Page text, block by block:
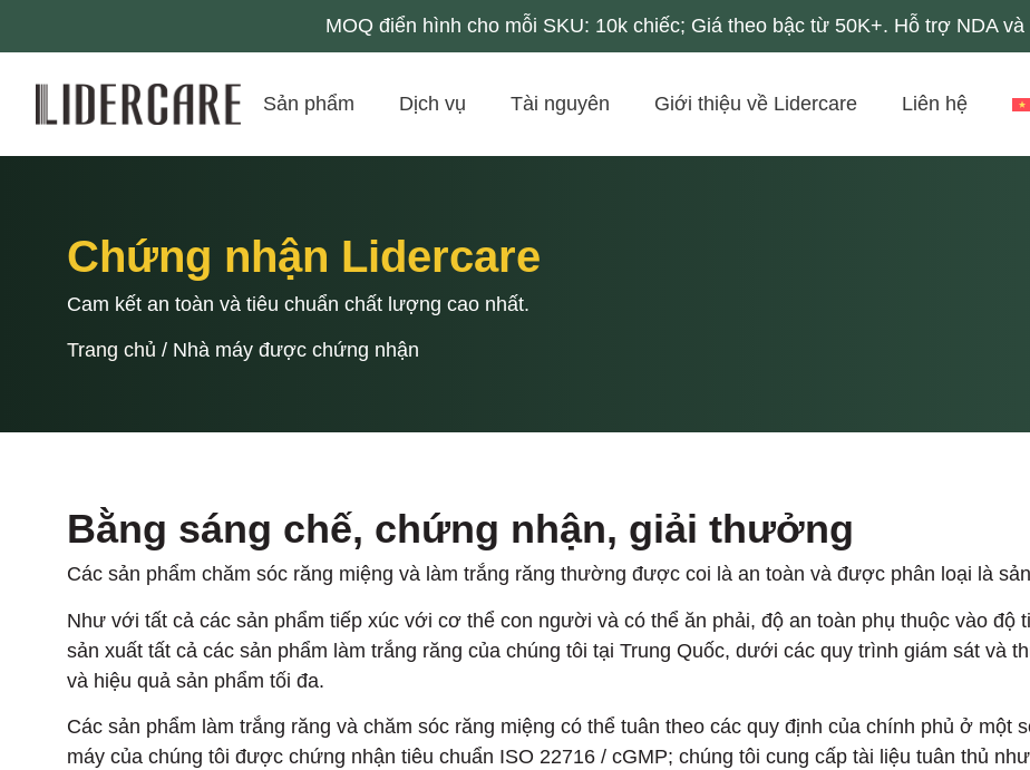
MOQ điển hình cho mỗi SKU: 10k chiếc; Giá theo bậc từ 50K+. Hỗ trợ NDA và
Sản phẩm Dịch vụ Tài nguyên Giới thiệu về Lidercare Liên hệ
Chứng nhận Lidercare
Cam kết an toàn và tiêu chuẩn chất lượng cao nhất.
Trang chủ / Nhà máy được chứng nhận
Bằng sáng chế, chứng nhận, giải thưởng
Các sản phẩm chăm sóc răng miệng và làm trắng răng thường được coi là an toàn và được phân loại là
Như với tất cả các sản phẩm tiếp xúc với cơ thể con người và có thể ăn phải, độ an toàn phụ thuộc vào độ
sản xuất tất cả các sản phẩm làm trắng răng của chúng tôi tại Trung Quốc, dưới các quy trình giám sát và
và hiệu quả sản phẩm tối đa.
Các sản phẩm làm trắng răng và chăm sóc răng miệng có thể tuân theo các quy định của chính phủ ở một
máy của chúng tôi được chứng nhận tiêu chuẩn ISO 22716 / cGMP; chúng tôi cung cấp tài liệu tuân thủ